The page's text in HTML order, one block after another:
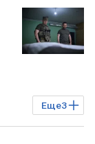
Еще3